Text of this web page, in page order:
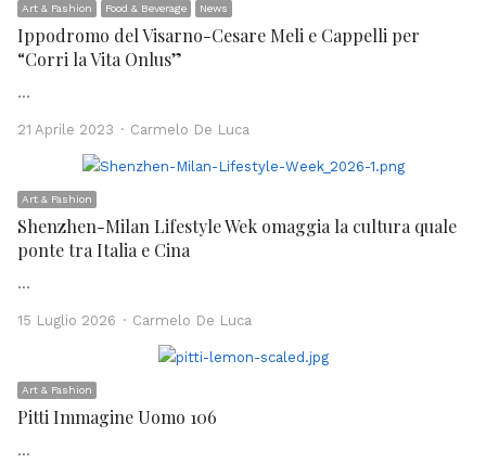
Art & Fashion Food & Beverage News
Ippodromo del Visarno-Cesare Meli e Cappelli per
“Corri la Vita Onlus”
…
21 Aprile 2023 Author
Carmelo De Luca
Art & Fashion
Shenzhen-Milan Lifestyle Wek omaggia la cultura quale
ponte tra Italia e Cina
…
15 Luglio 2026 Author
Carmelo De Luca
Art & Fashion
Pitti Immagine Uomo 106
…